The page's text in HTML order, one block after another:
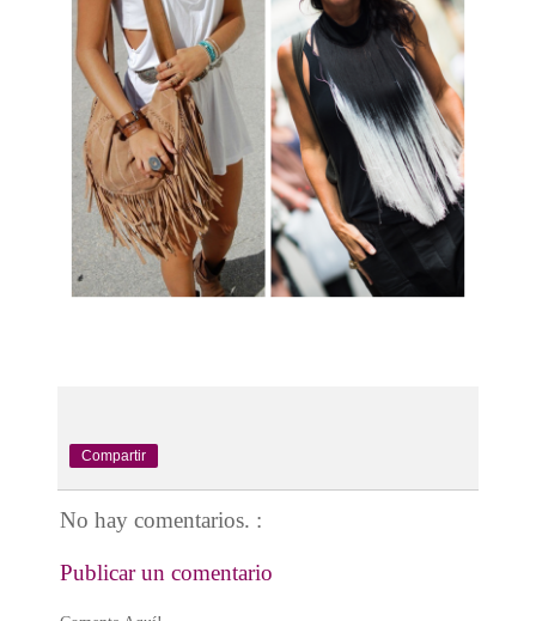
Compartir
No hay comentarios. :
Publicar un comentario